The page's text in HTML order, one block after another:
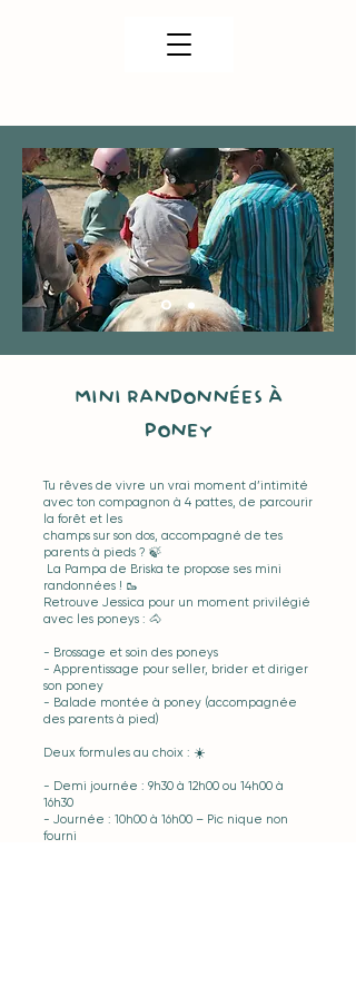
MINI RANDONNÉES À
PONEY
Tu rêves de vivre un vrai moment d’intimité
avec ton compagnon à 4 pattes, de parcourir
la forêt et les
champs sur son dos, accompagné de tes
parents à pieds ? 🍃
La Pampa de Briska te propose ses mini
randonnées ! 🥾
Retrouve Jessica pour un moment privilégié
avec les poneys : 🐴
- Brossage et soin des poneys
- Apprentissage pour seller, brider et diriger
son poney
- Balade montée à poney (accompagnée
des parents à pied)
Deux formules au choix : ☀️
- Demi journée : 9h30 à 12h00 ou 14h00 à
16h30
- Journée : 10h00 à 16h00 – Pic nique non
fourni